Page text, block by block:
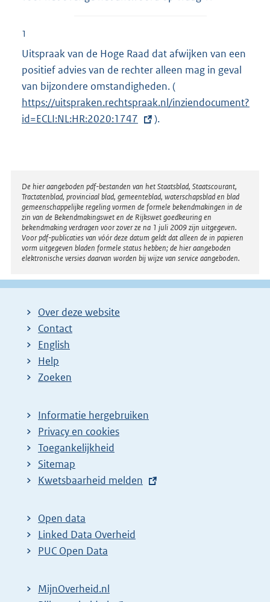
1
Uitspraak van de Hoge Raad dat afwijken van een
positief advies van de rechter alleen mag in geval
van bijzondere omstandigheden. (
x
e
l
i
n
k
https://uitspraken.rechtspraak.nl/inziendocument?
id=ECLI:NL:HR:2020:1747
).
Disclaimer
De hier aangeboden pdf-bestanden van het Staatsblad, Staatscourant,
Tractatenblad, provinciaal blad, gemeenteblad, waterschapsblad en blad
gemeenschappelijke regeling vormen de formele bekendmakingen in de
zin van de Bekendmakingswet en de Rijkswet goedkeuring en
bekendmaking verdragen voor zover ze na 1 juli 2009 zijn uitgegeven.
Voor pdf-publicaties van vóór deze datum geldt dat alleen de in papieren
vorm uitgegeven bladen formele status hebben; de hier aangeboden
elektronische versies daarvan worden bij wijze van service aangeboden.
Over deze website
Contact
English
Help
Zoeken
Informatie hergebruiken
Privacy en cookies
Toegankelijkheid
Sitemap
E
t
e
r
l
Kwetsbaarheid melden
Open data
Linked Data Overheid
PUC Open Data
MijnOverheid.nl